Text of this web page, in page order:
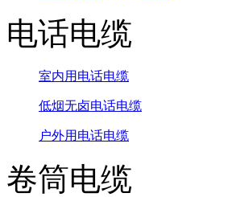
电话电缆
室内用电话电缆
低烟无卤电话电缆
户外用电话电缆
卷筒电缆